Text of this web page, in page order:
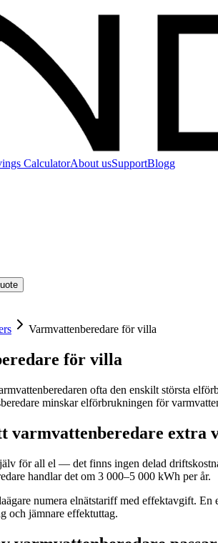
CalculatorAbout usSupportBlogg
Varmvattenberedare för villa
för villa
ofta den enskilt största
minskar elförbrukningen för
varmvattenberedare extra
för all el — det finns ingen delad
handlar det om 3 000–5 000 kWh per år.
numera elnätstariff med effektavgift.
och jämnare effektuttag.